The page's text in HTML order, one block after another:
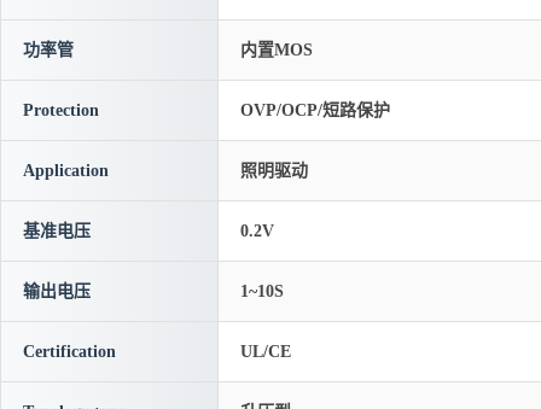
功率管 内置MOS
Protection OVP/OCP/短路保护
Application 照明驱动
基准电压 0.2V
输出电压 1~10S
Certification UL/CE